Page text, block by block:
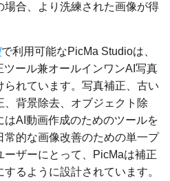
場合、より洗練された画像が得
で利用可能なPicMa Studioは、
ール兼オールインワンAI写真
れています。写真補正、古い
背景除去、オブジェクト除
AI動画作成のためのツールを
的な画像改善のための単一プ
ーザーにとって、PicMaは補正
るように設計されています。